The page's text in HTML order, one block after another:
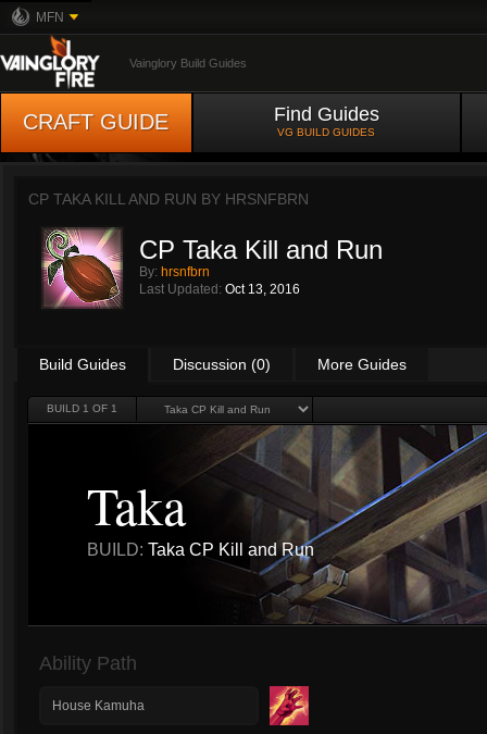
MFN
Vainglory Build Guides
CRAFT GUIDE Find Guides
VG BUILD GUIDES
CP TAKA KILL AND RUN BY HRSNFBRN
CP Taka Kill and Run
By: hrsnfbrn
Last Updated: Oct 13, 2016
Build Guides Discussion (0) More Guides
BUILD 1 OF 1
Taka
BUILD: Taka CP Kill and Run
Ability Path
House Kamuha